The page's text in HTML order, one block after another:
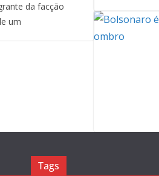
da facção
um
Tags